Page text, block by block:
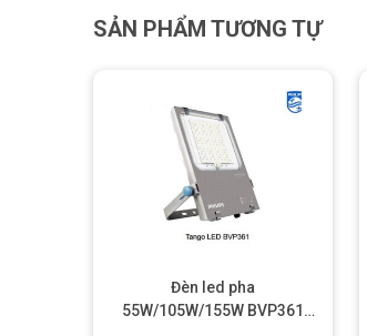
SẢN PHẨM TƯƠNG TỰ
Đèn led pha
55W/105W/155W BVP361